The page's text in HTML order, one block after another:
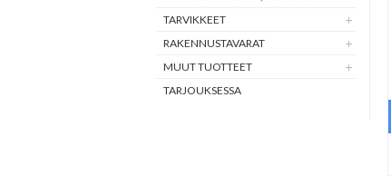
TARVIKKEET
RAKENNUSTAVARAT
MUUT TUOTTEET
TARJOUKSESSA